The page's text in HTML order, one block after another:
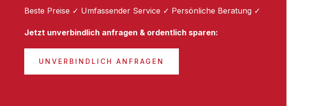
Beste Preise ✓ Umfassender Service ✓ Persönliche Beratung ✓
Jetzt unverbindlich anfragen & ordentlich sparen:
UNVERBINDLICH ANFRAGEN